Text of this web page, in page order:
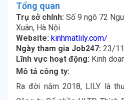
Tổng quan
Trụ sở chính: Số 9 ngõ 72
Xuân, Hà Nội
Website: kinhmatlily.com/
Ngày tham gia Job247: 23/
Lĩnh vực hoạt động: Kinh
Mô tả công ty:
Ra đời năm 2018, LILY là